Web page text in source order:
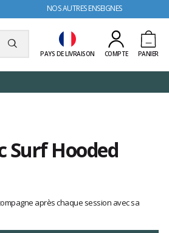
NOS AUTRES ENSEIGNES
PAYS DE LIVRAISON COMPTE PANIER
Surf Hooded
après chaque session avec sa